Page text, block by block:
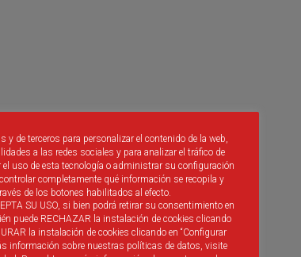
y de terceros para personalizar el contenido de la web,
a las redes sociales y para analizar el tráfico de
el uso de esta tecnología o administrar su configuración
completamente qué información se recopila y
de los botones habilitados al efecto.
SU USO, si bien podrá retirar su consentimiento en
puede RECHAZAR la instalación de cookies clicando
la instalación de cookies clicando en “Configurar
información sobre nuestras políticas de datos, visite